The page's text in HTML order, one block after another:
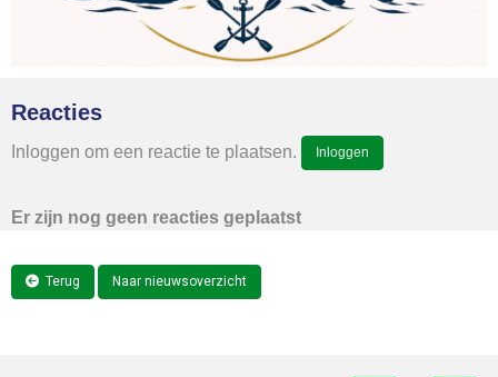
Reacties
Inloggen om een reactie te plaatsen. Inloggen
Er zijn nog geen reacties geplaatst
Terug Naar nieuwsoverzicht